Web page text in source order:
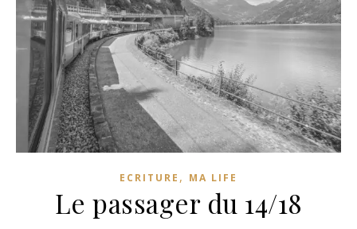
ECRITURE , MA LIFE
Le passager du 14/18